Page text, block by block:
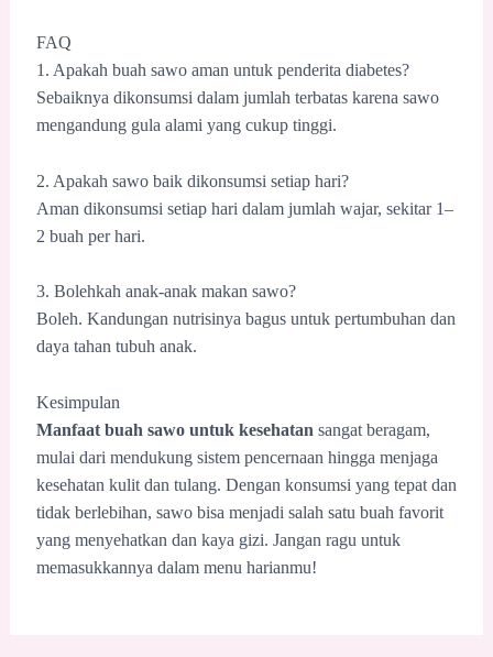
FAQ
1. Apakah buah sawo aman untuk penderita diabetes?
Sebaiknya dikonsumsi dalam jumlah terbatas karena sawo
mengandung gula alami yang cukup tinggi.
2. Apakah sawo baik dikonsumsi setiap hari?
Aman dikonsumsi setiap hari dalam jumlah wajar, sekitar 1–
2 buah per hari.
3. Bolehkah anak-anak makan sawo?
Boleh. Kandungan nutrisinya bagus untuk pertumbuhan dan
daya tahan tubuh anak.
Kesimpulan
Manfaat buah sawo untuk kesehatan sangat beragam,
mulai dari mendukung sistem pencernaan hingga menjaga
kesehatan kulit dan tulang. Dengan konsumsi yang tepat dan
tidak berlebihan, sawo bisa menjadi salah satu buah favorit
yang menyehatkan dan kaya gizi. Jangan ragu untuk
memasukkannya dalam menu harianmu!